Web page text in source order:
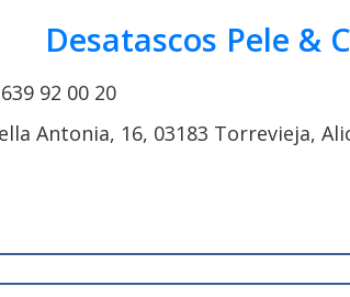
Desatascos Pele &
92 00 20
Antonia, 16, 03183 Torrevieja,